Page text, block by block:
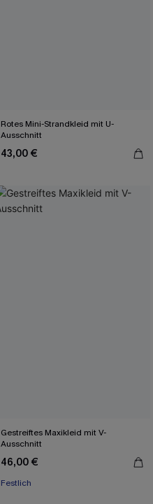
Rotes Mini-Strandkleid mit U-
Ausschnitt
43,00 €
Gestreiftes Maxikleid mit V-
Ausschnitt
46,00 €
Festlich